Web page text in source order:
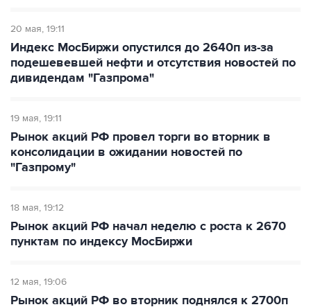
20 мая 19:11
Индекс МосБиржи опустился до 2640п из-за
подешевевшей нефти и отсутствия новостей по
дивидендам "Газпрома"
19 мая 19:11
Рынок акций РФ провел торги во вторник в
консолидации в ожидании новостей по
"Газпрому"
18 мая 19:12
Рынок акций РФ начал неделю с роста к 2670
пунктам по индексу МосБиржи
12 мая 19:06
Рынок акций РФ во вторник поднялся к 2700п